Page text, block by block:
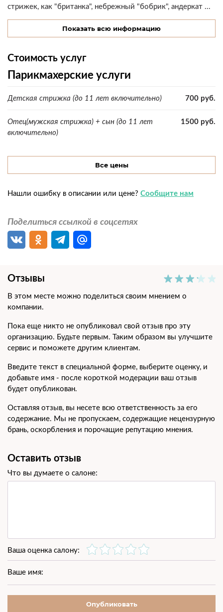
стрижек, как "британка", небрежный "бобрик", андеркат ...
Показать всю информацию
Стоимость услуг
Парикмахерские услуги
Детская стрижка (до 11 лет включительно) 700 руб.
Отец(мужская стрижка) + сын (до 11 лет
включительно)
1500 руб.
Все цены
Нашли ошибку в описании или цене? Сообщите нам
Поделиться ссылкой в соцсетях
Отзывы
В этом месте можно поделиться своим мнением о
компании.
Пока еще никто не опубликовал свой отзыв про эту
организацию. Будьте первым. Таким образом вы улучшите
сервис и поможете другим клиентам.
Введите текст в специальной форме, выберите оценку, и
добавьте имя - после короткой модерации ваш отзыв
будет опубликован.
Оставляя отзыв, вы несете всю ответственность за его
содержание. Мы не пропускаем, содержащие нецензурную
брань, оскорбления и порочащие репутацию мнения.
Оставить отзыв
Что вы думаете о салоне:
Ваша оценка салону:
Ваше имя:
Опубликовать